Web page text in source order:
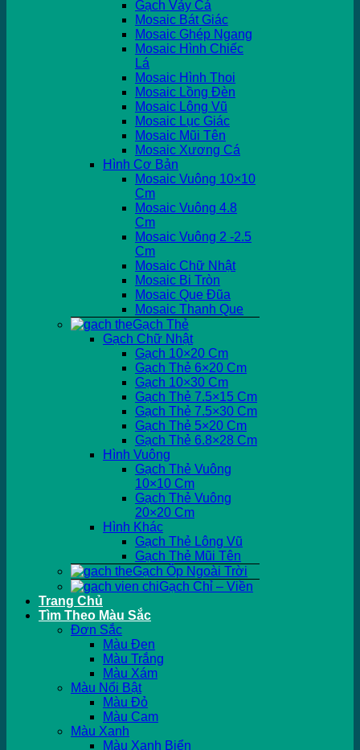
Gạch Vảy Cá
Mosaic Bát Giác
Mosaic Ghép Ngang
Mosaic Hình Chiếc
Lá
Mosaic Hình Thoi
Mosaic Lồng Đèn
Mosaic Lông Vũ
Mosaic Lục Giác
Mosaic Mũi Tên
Mosaic Xương Cá
Hình Cơ Bản
Mosaic Vuông 10×10
Cm
Mosaic Vuông 4.8
Cm
Mosaic Vuông 2 -2.5
Cm
Mosaic Chữ Nhật
Mosaic Bi Tròn
Mosaic Que Đũa
Mosaic Thanh Que
Gạch Thẻ
Gạch Chữ Nhật
Gạch 10×20 Cm
Gạch Thẻ 6×20 Cm
Gạch 10×30 Cm
Gạch Thẻ 7.5×15 Cm
Gạch Thẻ 7.5×30 Cm
Gạch Thẻ 5×20 Cm
Gạch Thẻ 6.8×28 Cm
Hình Vuông
Gạch Thẻ Vuông
10×10 Cm
Gạch Thẻ Vuông
20×20 Cm
Hình Khác
Gạch Thẻ Lông Vũ
Gạch Thẻ Mũi Tên
Gạch Ốp Ngoài Trời
Gạch Chỉ – Viền
Trang Chủ
Tìm Theo Màu Sắc
Đơn Sắc
Màu Đen
Màu Trắng
Màu Xám
Màu Nổi Bật
Màu Đỏ
Màu Cam
Màu Xanh
Màu Xanh Biển